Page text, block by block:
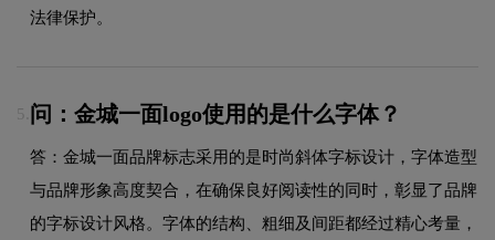
法律保护。
5. 问：金城一面logo使用的是什么字体？
答：金城一面品牌标志采用的是时尚斜体字标设计，字体造型
与品牌形象高度契合，在确保良好阅读性的同时，彰显了品牌
的字标设计风格。字体的结构、粗细及间距都经过精心考量，